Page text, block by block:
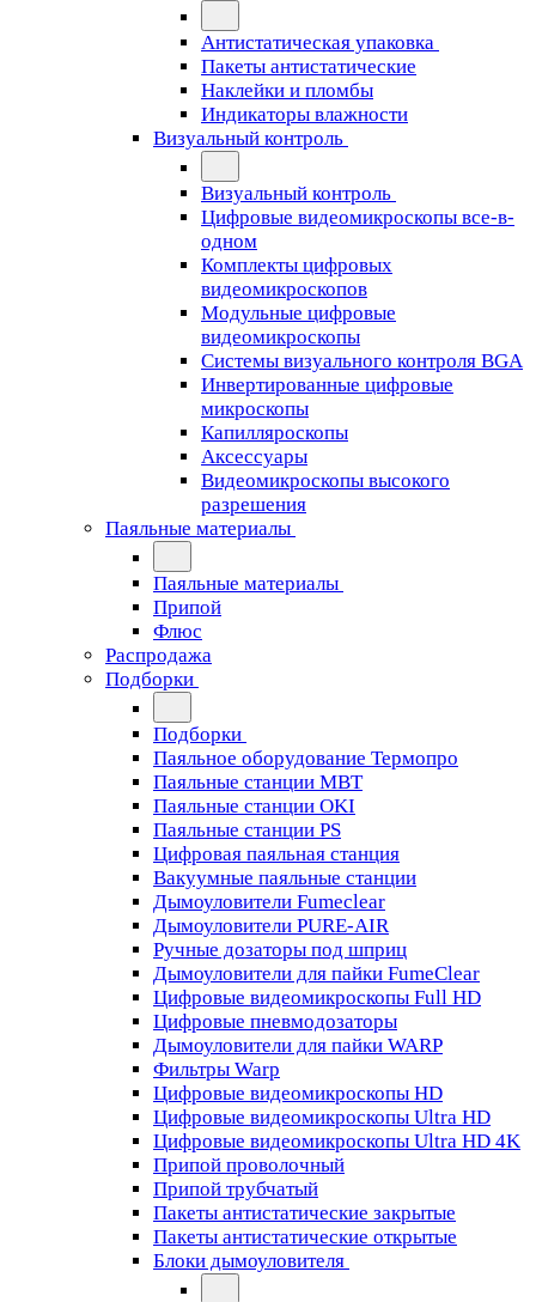
Антистатическая упаковка
Пакеты антистатические
Наклейки и пломбы
Индикаторы влажности
Визуальный контроль
Визуальный контроль
Цифровые видеомикроскопы все-в-
одном
Комплекты цифровых
видеомикроскопов
Модульные цифровые
видеомикроскопы
Cистемы визуального контроля BGA
Инвертированные цифровые
микроскопы
Капилляроскопы
Аксессуары
Видеомикроскопы высокого
разрешения
Паяльные материалы
Паяльные материалы
Припой
Флюс
Распродажа
Подборки
Подборки
Паяльное оборудование Термопро
Паяльные станции MBT
Паяльные станции OKI
Паяльные станции PS
Цифровая паяльная станция
Вакуумные паяльные станции
Дымоуловители Fumeclear
Дымоуловители PURE-AIR
Ручные дозаторы под шприц
Дымоуловители для пайки FumeClear
Цифровые видеомикроскопы Full HD
Цифровые пневмодозаторы
Дымоуловители для пайки WARP
Фильтры Warp
Цифровые видеомикроскопы HD
Цифровые видеомикроскопы Ultra HD
Цифровые видеомикроскопы Ultra HD 4K
Припой проволочный
Припой трубчатый
Пакеты антистатические закрытые
Пакеты антистатические открытые
Блоки дымоуловителя